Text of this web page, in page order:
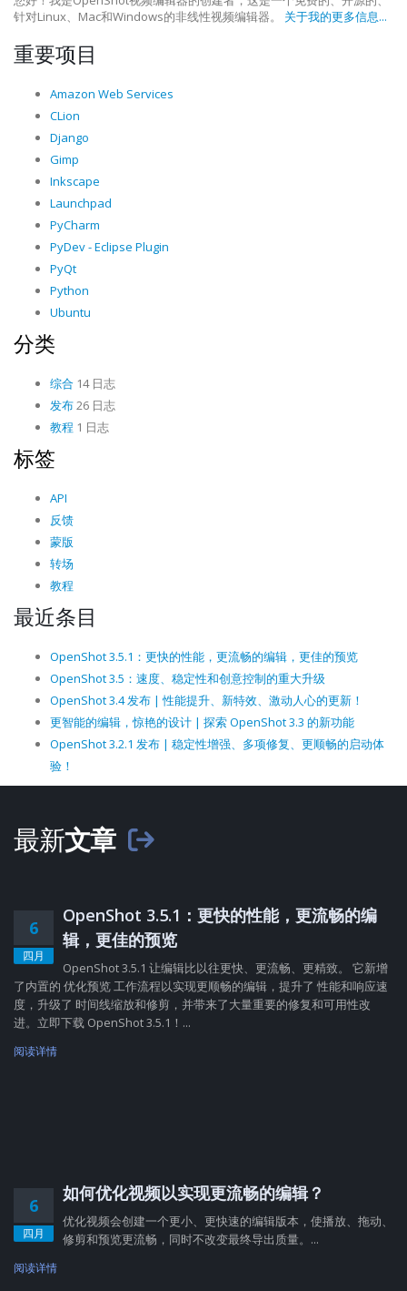
针对Linux、Mac和Windows的非线性视频编辑器。 关于我的更多信息...
重要项目
Amazon Web Services
CLion
Django
Gimp
Inkscape
Launchpad
PyCharm
PyDev - Eclipse Plugin
PyQt
Python
Ubuntu
分类
综合 14 日志
发布26 日志
教程 1 日志
标签
API
反馈
蒙版
转场
教程
最近条目
OpenShot 3.5.1：更快的性能，更流畅的编辑，更佳的预览
OpenShot 3.5：速度、稳定性和创意控制的重大升级
OpenShot 3.4 发布 | 性能提升、新特效、激动人心的更新！
更智能的编辑，惊艳的设计 | 探索 OpenShot 3.3 的新功能
OpenShot 3.2.1 发布 | 稳定性增强、多项修复、更顺畅的启动体
验！
最新文章
6
四月
OpenShot 3.5.1：更快的性能，更流畅的编
辑，更佳的预览
OpenShot 3.5.1 让编辑比以往更快、更流畅、更精致。 它新增
了内置的 优化预览 工作流程以实现更顺畅的编辑，提升了 性能和响应速
度，升级了 时间线缩放和修剪，并带来了大量重要的修复和可用性改
进。立即下载 OpenShot 3.5.1！...
阅读详情
6
四月
如何优化视频以实现更流畅的编辑？
优化视频会创建一个更小、更快速的编辑版本，使播放、拖动、
修剪和预览更流畅，同时不改变最终导出质量。...
阅读详情